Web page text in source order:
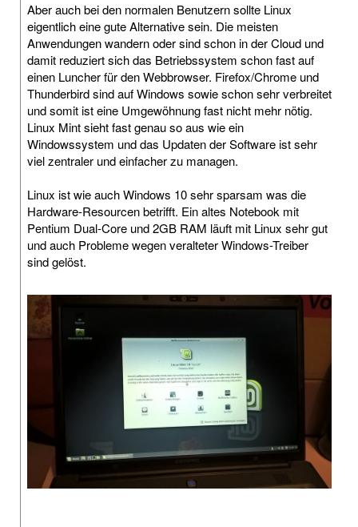
Aber auch bei den normalen Benutzern sollte Linux
eigentlich eine gute Alternative sein. Die meisten
Anwendungen wandern oder sind schon in der Cloud und
damit reduziert sich das Betriebssystem schon fast auf
einen Luncher für den Webbrowser. Firefox/Chrome und
Thunderbird sind auf Windows sowie schon sehr verbreitet
und somit ist eine Umgewöhnung fast nicht mehr nötig.
Linux Mint sieht fast genau so aus wie ein
Windowssystem und das Updaten der Software ist sehr
viel zentraler und einfacher zu managen.
Linux ist wie auch Windows 10 sehr sparsam was die
Hardware-Resourcen betrifft. Ein altes Notebook mit
Pentium Dual-Core und 2GB RAM läuft mit Linux sehr gut
und auch Probleme wegen veralteter Windows-Treiber
sind gelöst.